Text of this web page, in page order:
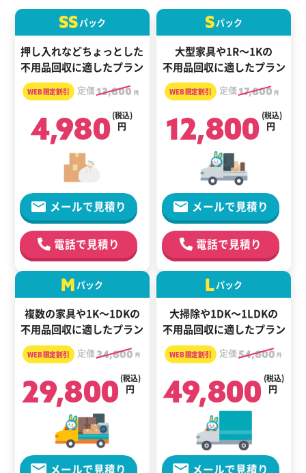
SSパック
押し入れなどちょっとした
不用品回収に適したプラン
定価13,800 円
4,980 円
(税込)
メールで見積り
電話で見積り
Sパック
大型家具や1R～1Kの
不用品回収に適したプラン
定価17,800 円
12,800 円
(税込)
メールで見積り
電話で見積り
M パック
複数の家具や1K～1DKの
不用品回収に適したプラン
定価34,800 円
29,800 円
(税込)
メールで見積り
Lパック
大掃除や1DK～1LDKの
不用品回収に適したプラン
定価54,800 円
49,800 円
(税込)
メールで見積り